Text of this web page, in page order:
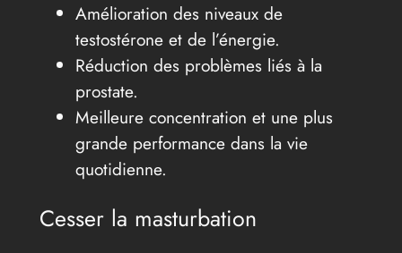
Amélioration des niveaux de
testostérone et de l’énergie.
Réduction des problèmes liés à la
prostate.
Meilleure concentration et une plus
grande performance dans la vie
quotidienne.
Cesser la masturbation